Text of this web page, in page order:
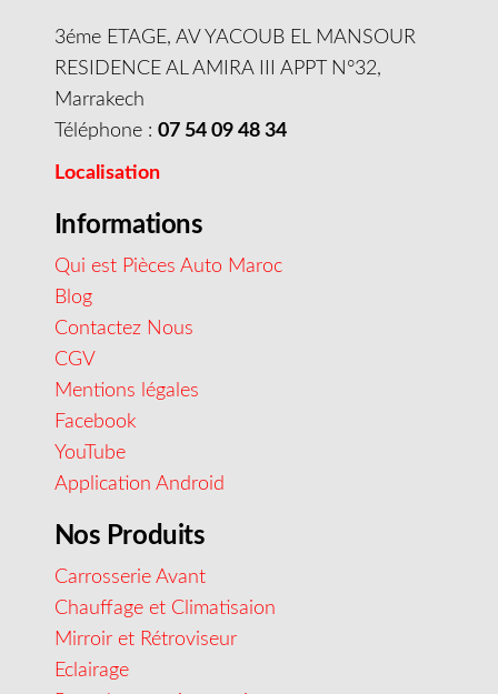
3éme ETAGE, AV YACOUB EL MANSOUR
RESIDENCE AL AMIRA III APPT N°32,
Marrakech
Téléphone : 07 54 09 48 34
Localisation
Informations
Qui est Pièces Auto Maroc
Blog
Contactez Nous
CGV
Mentions légales
Facebook
YouTube
Application Android
Nos Produits
Carrosserie Avant
Chauffage et Climatisaion
Mirroir et Rétroviseur
Eclairage